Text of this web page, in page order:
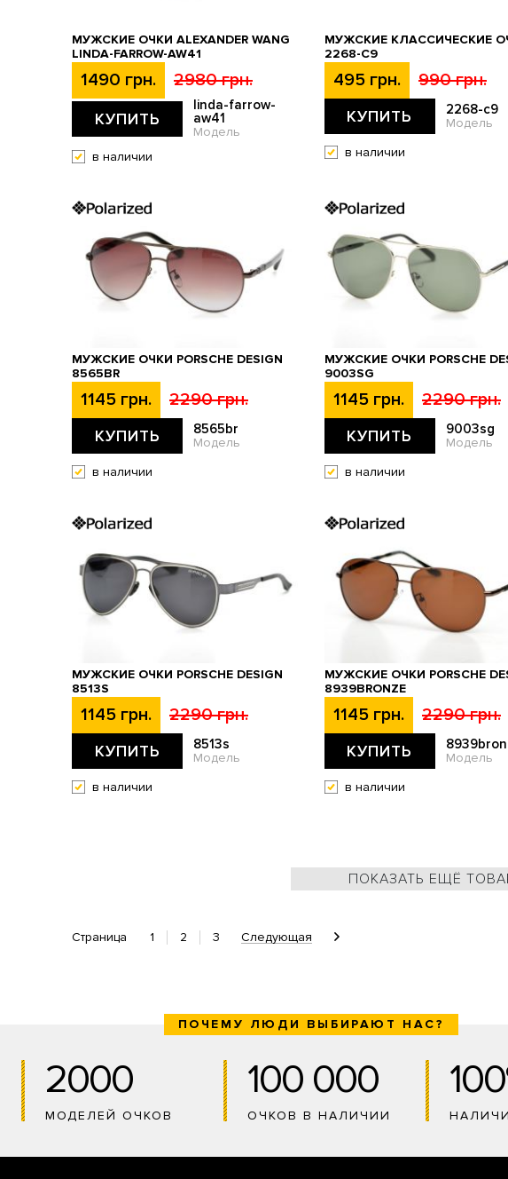
МУЖСКИЕ ОЧКИ ALEXANDER WANG
LINDA-FARROW-AW41
1490 грн. 2980 грн.
КУПИТЬ
linda-farrow-
aw41
Модель
в наличии
МУЖСКИЕ КЛАССИЧЕСКИЕ
2268-C9
495 грн. 990 грн.
КУПИТЬ 2268-c9
Модель
в наличии
МУЖСКИЕ ОЧКИ PORSCHE DESIGN
8565BR
1145 грн. 2290 грн.
КУПИТЬ 8565br
Модель
в наличии
МУЖСКИЕ ОЧКИ PORSCHE
9003SG
1145 грн. 2290 грн.
КУПИТЬ 9003sg
Модель
в наличии
МУЖСКИЕ ОЧКИ PORSCHE DESIGN
8513S
1145 грн. 2290 грн.
КУПИТЬ 8513s
Модель
в наличии
МУЖСКИЕ ОЧКИ PORSCHE
8939BRONZE
1145 грн. 2290 грн.
КУПИТЬ
Модель
в наличии
ПОКАЗАТЬ ЕЩЁ
Страница 1 2 3 Следующая
ПОЧЕМУ ЛЮДИ ВЫБИРАЮТ НАС?
2000
МОДЕЛЕЙ ОЧКОВ
100 000
ОЧКОВ В НАЛИЧИИ